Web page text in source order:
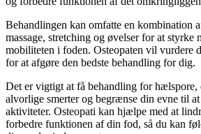
Behandlingen kan omfatte en kombination
massage, stretching og øvelser for at styrke
mobiliteten i foden. Osteopaten vil vurdere
for at afgøre den bedste behandling for dig.
Det er vigtigt at få behandling for hælspore,
alvorlige smerter og begrænse din evne til
aktiviteter. Osteopati kan hjælpe med at
forbedre funktionen af ​​din fod, så du kan